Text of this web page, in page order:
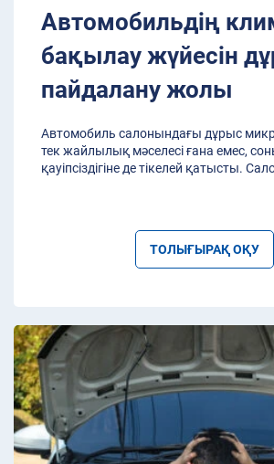
Автомобильдің
бақылау жүйесін
пайдалану жолы
Автомобиль салонындағы дұрыс
тек жайлылық мәселесі ғана емес,
қауіпсіздігіне де тікелей қатысты.
ТОЛЫҒЫРАҚ ОҚУ